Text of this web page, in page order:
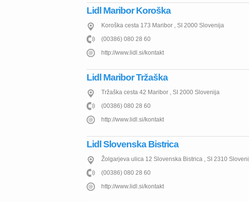
Lidl Maribor Koroška
Koroška cesta 173 Maribor , SI 2000 Slovenija
(00386) 080 28 60
http://www.lidl.si/kontakt
Lidl Maribor Tržaška
Tržaška cesta 42 Maribor , SI 2000 Slovenija
(00386) 080 28 60
http://www.lidl.si/kontakt
Lidl Slovenska Bistrica
Žolgarjeva ulica 12 Slovenska Bistrica , SI 2310
(00386) 080 28 60
http://www.lidl.si/kontakt